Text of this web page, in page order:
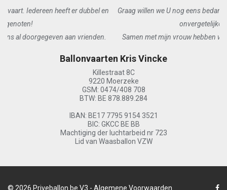
Graag willen we U nog eens bedanken voor de leuke, spannende en
Samen met mijn vrouw hebben we genoten van een prachtige en
Ballonvaarten Kris Vincke
Killestraat 8C
9220 Moerzeke
GSM: 0474/408 708
BTW: BE 878.889.284
IBAN: BE17 7795 9154 3521
BIC: GKCC BE BB
Machtiging der luchtarbeid nr 723